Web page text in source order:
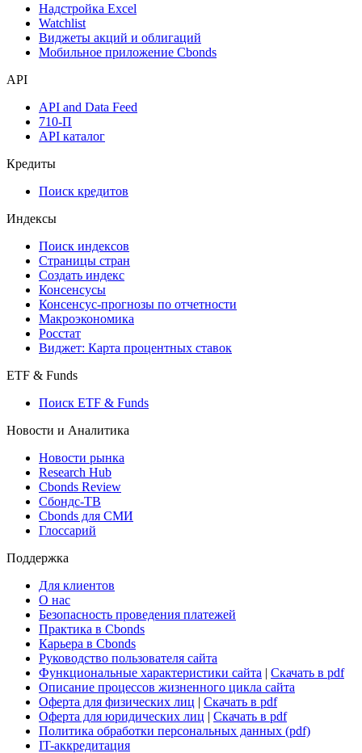
Надстройка Excel
Watchlist
Виджеты акций и облигаций
Мобильное приложение Cbonds
API
API and Data Feed
710-П
API каталог
Кредиты
Поиск кредитов
Индексы
Поиск индексов
Страницы стран
Создать индекс
Консенсусы
Консенсус-прогнозы по отчетности
Макроэкономика
Росстат
Виджет: Карта процентных ставок
ETF & Funds
Поиск ETF & Funds
Новости и Аналитика
Новости рынка
Research Hub
Cbonds Review
Сбондс-ТВ
Cbonds для СМИ
Глоссарий
Поддержка
Для клиентов
О нас
Безопасность проведения платежей
Практика в Cbonds
Карьера в Cbonds
Руководство пользователя сайта
Функциональные характеристики сайта | Скачать в pdf
Описание процессов жизненного цикла сайта
Оферта для физических лиц | Скачать в pdf
Оферта для юридических лиц | Скачать в pdf
Политика обработки персональных данных (pdf)
IT-аккредитация